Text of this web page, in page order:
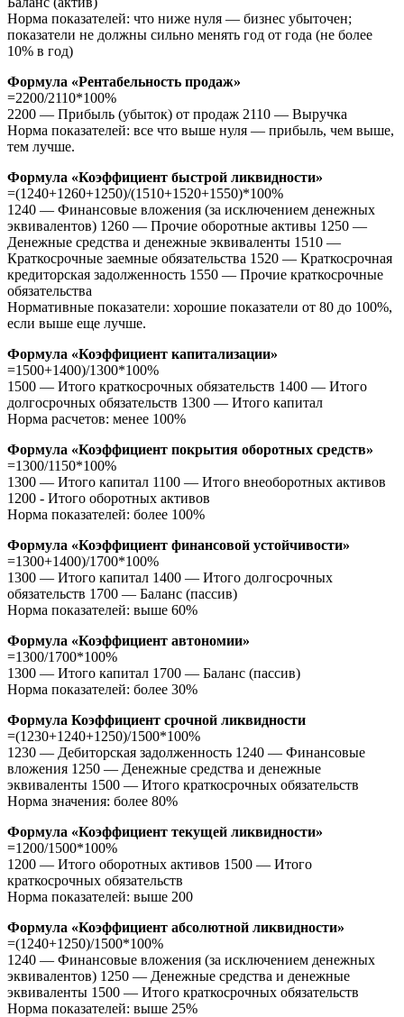
Норма показателей: что ниже нуля — бизнес убыточен;
показатели не должны сильно менять год от года (не более
10% в год)
Формула «Рентабельность продаж»
=2200/2110*100%
2200 — Прибыль (убыток) от продаж 2110 — Выручка
Норма показателей: все что выше нуля — прибыль, чем выше,
тем лучше.
Формула «Коэффициент быстрой ликвидности»
=(1240+1260+1250)/(1510+1520+1550)*100%
1240 — Финансовые вложения (за исключением денежных
эквивалентов) 1260 — Прочие оборотные активы 1250 —
Денежные средства и денежные эквиваленты 1510 —
Краткосрочные заемные обязательства 1520 — Краткосрочная
кредиторская задолженность 1550 — Прочие краткосрочные
обязательства
Нормативные показатели: хорошие показатели от 80 до 100%,
если выше еще лучше.
Формула «Коэффициент капитализации»
=1500+1400)/1300*100%
1500 — Итого краткосрочных обязательств 1400 — Итого
долгосрочных обязательств 1300 — Итого капитал
Норма расчетов: менее 100%
Формула «Коэффициент покрытия оборотных средств»
=1300/1150*100%
1300 — Итого капитал 1100 — Итого внеоборотных активов
1200 - Итого оборотных активов
Норма показателей: более 100%
Формула «Коэффициент финансовой устойчивости»
=1300+1400)/1700*100%
1300 — Итого капитал 1400 — Итого долгосрочных
обязательств 1700 — Баланс (пассив)
Норма показателей: выше 60%
Формула «Коэффициент автономии»
=1300/1700*100%
1300 — Итого капитал 1700 — Баланс (пассив)
Норма показателей: более 30%
Формула Коэффициент срочной ликвидности
=(1230+1240+1250)/1500*100%
1230 — Дебиторская задолженность 1240 — Финансовые
вложения 1250 — Денежные средства и денежные
эквиваленты 1500 — Итого краткосрочных обязательств
Норма значения: более 80%
Формула «Коэффициент текущей ликвидности»
=1200/1500*100%
1200 — Итого оборотных активов 1500 — Итого
краткосрочных обязательств
Норма показателей: выше 200
Формула «Коэффициент абсолютной ликвидности»
=(1240+1250)/1500*100%
1240 — Финансовые вложения (за исключением денежных
эквивалентов) 1250 — Денежные средства и денежные
эквиваленты 1500 — Итого краткосрочных обязательств
Норма показателей: выше 25%